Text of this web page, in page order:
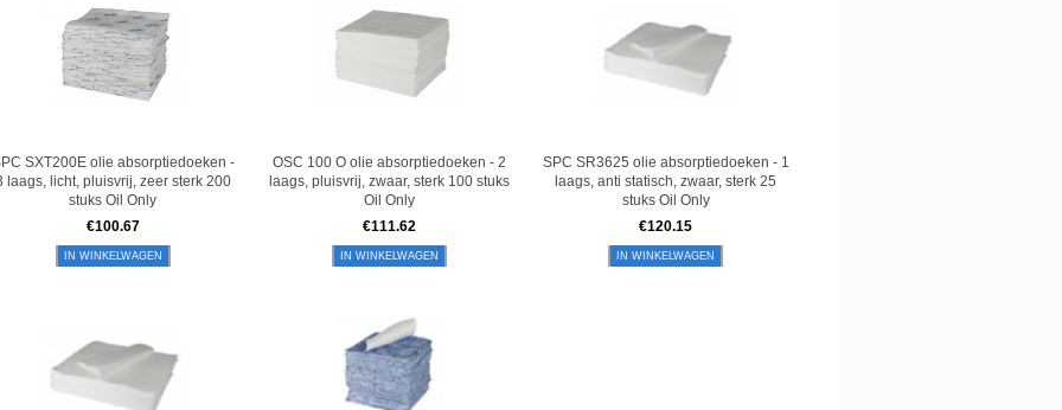
SXT200E olie absorptiedoeken -
laags, licht, pluisvrij, zeer sterk 200
stuks Oil Only
€100.67
IN WINKELWAGEN
OSC 100 O olie absorptiedoeken - 2
laags, pluisvrij, zwaar, sterk 100 stuks
Oil Only
€111.62
IN WINKELWAGEN
SPC SR3625 olie absorptiedoeken - 1
laags, anti statisch, zwaar, sterk 25
stuks Oil Only
€120.15
IN WINKELWAGEN